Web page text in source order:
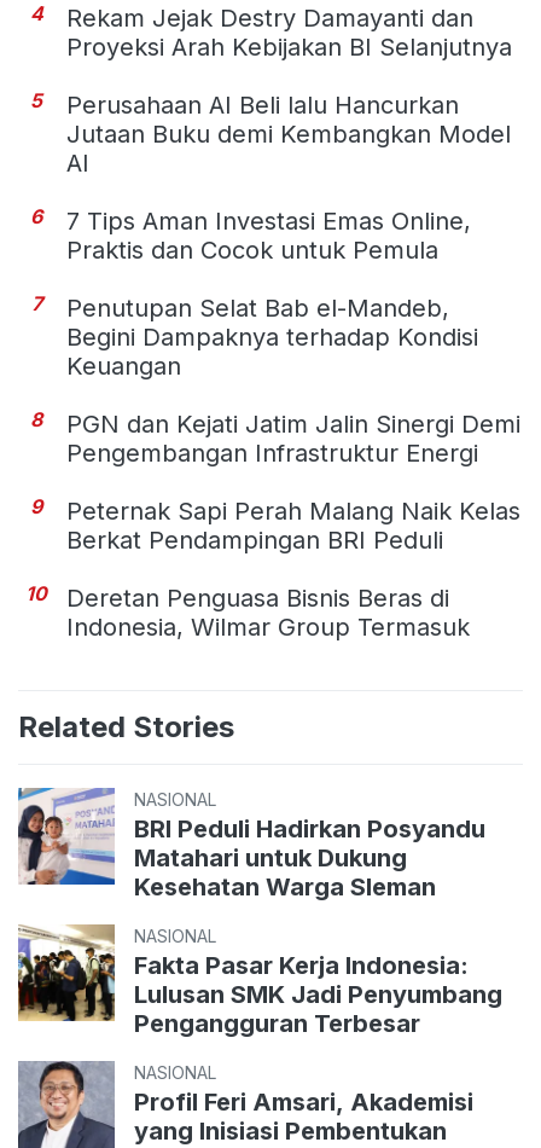
4
Rekam Jejak Destry Damayanti dan
Proyeksi Arah Kebijakan BI Selanjutnya
5
Perusahaan AI Beli lalu Hancurkan
Jutaan Buku demi Kembangkan Model
AI
6
7 Tips Aman Investasi Emas Online,
Praktis dan Cocok untuk Pemula
7
Penutupan Selat Bab el-Mandeb,
Begini Dampaknya terhadap Kondisi
Keuangan
8
PGN dan Kejati Jatim Jalin Sinergi Demi
Pengembangan Infrastruktur Energi
9
Peternak Sapi Perah Malang Naik Kelas
Berkat Pendampingan BRI Peduli
10
Deretan Penguasa Bisnis Beras di
Indonesia, Wilmar Group Termasuk
Related Stories
NASIONAL
BRI Peduli Hadirkan Posyandu
Matahari untuk Dukung
Kesehatan Warga Sleman
NASIONAL
Fakta Pasar Kerja Indonesia:
Lulusan SMK Jadi Penyumbang
Pengangguran Terbesar
NASIONAL
Profil Feri Amsari, Akademisi
yang Inisiasi Pembentukan